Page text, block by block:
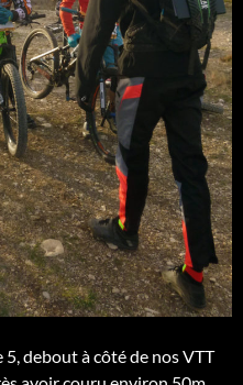
debout à côté de nos VTT